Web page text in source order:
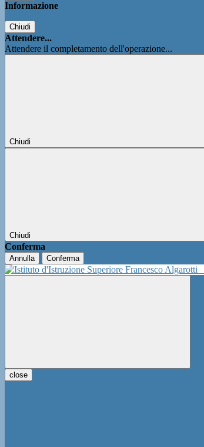
Informazione
Chiudi
Attendere...
Attendere il completamento dell'operazione...
Chiudi
Chiudi
Conferma
Annulla Conferma
close